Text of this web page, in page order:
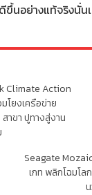
นอย่างแท้จริงนั่น
Climate Action
โยงเครือข่าย
าขา ปูทางสู่งาน
Seagate
เกท พลิกโฉมโ